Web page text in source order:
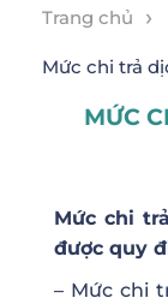
Trang chủ ›
Mức chi trả
MỨC
Mức chi
được quy
– Mức chi